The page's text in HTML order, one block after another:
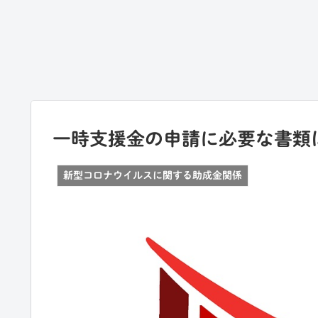
一時支援金の申請に必要な書類
新型コロナウイルスに関する助成金関係